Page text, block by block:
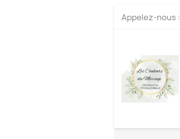
Appelez-nous :